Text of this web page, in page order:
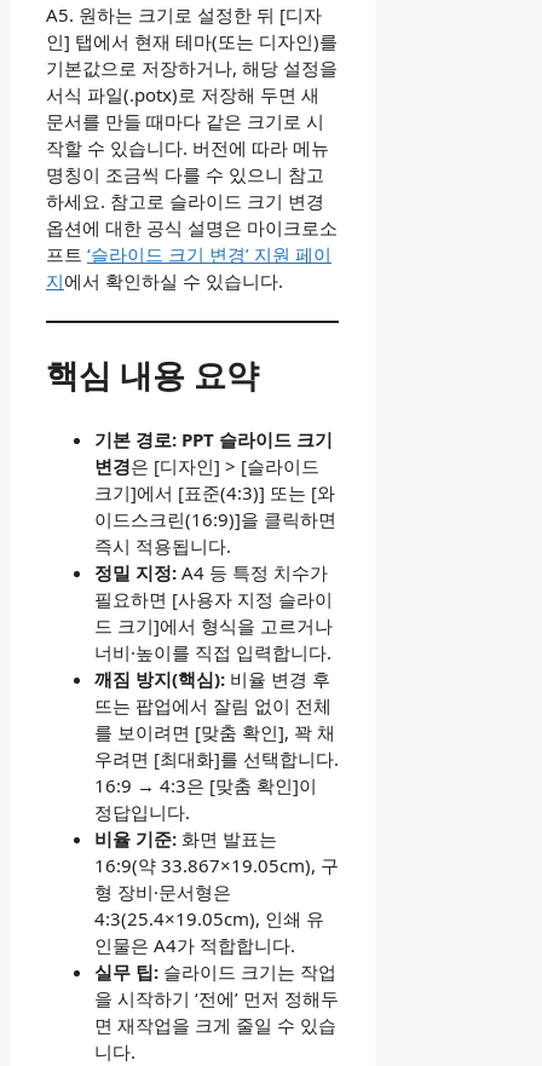
A5. 원하는 크기로 설정한 뒤 [디자
인] 탭에서 현재 테마(또는 디자인)를
기본값으로 저장하거나, 해당 설정을
서식 파일(.potx)로 저장해 두면 새
문서를 만들 때마다 같은 크기로 시
작할 수 있습니다. 버전에 따라 메뉴
명칭이 조금씩 다를 수 있으니 참고
하세요. 참고로 슬라이드 크기 변경
옵션에 대한 공식 설명은 마이크로소
프트 ‘슬라이드 크기 변경’ 지원 페이
지에서 확인하실 수 있습니다.
핵심 내용 요약
기본 경로: PPT 슬라이드 크기
변경은 [디자인] > [슬라이드
크기]에서 [표준(4:3)] 또는 [와
이드스크린(16:9)]을 클릭하면
즉시 적용됩니다.
정밀 지정: A4 등 특정 치수가
필요하면 [사용자 지정 슬라이
드 크기]에서 형식을 고르거나
너비·높이를 직접 입력합니다.
깨짐 방지(핵심): 비율 변경 후
뜨는 팝업에서 잘림 없이 전체
를 보이려면 [맞춤 확인], 꽉 채
우려면 [최대화]를 선택합니다.
16:9 → 4:3은 [맞춤 확인]이
정답입니다.
비율 기준: 화면 발표는
16:9(약 33.867×19.05cm), 구
형 장비·문서형은
4:3(25.4×19.05cm), 인쇄 유
인물은 A4가 적합합니다.
실무 팁: 슬라이드 크기는 작업
을 시작하기 ‘전에’ 먼저 정해두
면 재작업을 크게 줄일 수 있습
니다.